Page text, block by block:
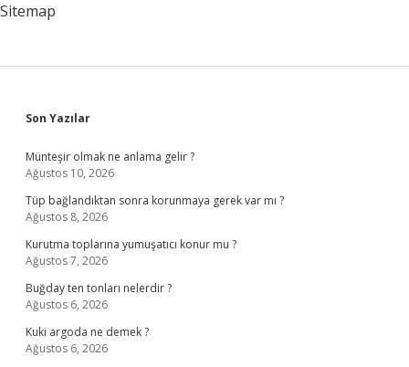
Sitemap
Sidebar
Son Yazılar
Münteşir olmak ne anlama gelir ?
Ağustos 10, 2026
Tüp bağlandıktan sonra korunmaya gerek var mı ?
Ağustos 8, 2026
Kurutma toplarına yumuşatıcı konur mu ?
Ağustos 7, 2026
Buğday ten tonları nelerdir ?
Ağustos 6, 2026
Kuki argoda ne demek ?
Ağustos 6, 2026